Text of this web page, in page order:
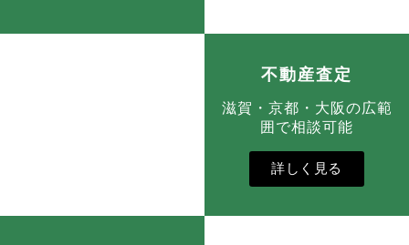
不動産査定
滋賀・京都・大阪の広範
囲で相談可能
詳しく見る